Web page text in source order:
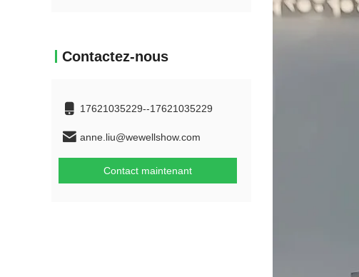
Contactez-nous
17621035229--17621035229
anne.liu@wewellshow.com
Contact maintenant